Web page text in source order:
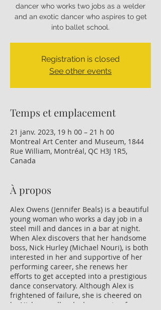
dancer who works two jobs as a welder
and an exotic dancer who aspires to get
into ballet school.
Registration is closed
See other events
Temps et emplacement
21 janv. 2023, 19 h 00 – 21 h 00
Montreal Art Center and Museum, 1844
Rue William, Montréal, QC H3J 1R5,
Canada
À propos
Alex Owens (Jennifer Beals) is a beautiful
young woman who works a day job in a
steel mill and dances in a bar at night.
When Alex discovers that her handsome
boss, Nick Hurley (Michael Nouri), is both
interested in her and supportive of her
performing career, she renews her
efforts to get accepted into a prestigious
dance conservatory. Although Alex is
frightened of failure, she is cheered on
by Nick, as well as by her mentor, former